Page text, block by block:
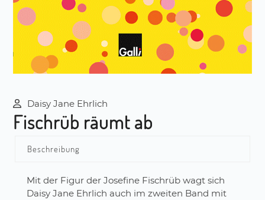
Daisy Jane Ehrlich
Fischrüb räumt ab
Beschreibung
Mit der Figur der Josefine Fischrüb wagt sich
Daisy Jane Ehrlich auch im zweiten Band mit